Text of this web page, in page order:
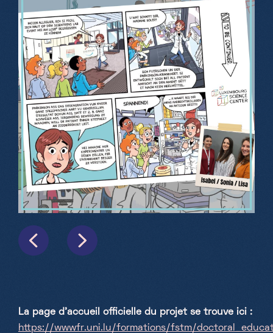
La page d'accueil officielle du projet se trouve ici :
https://wwwfr.uni.lu/formations/fstm/